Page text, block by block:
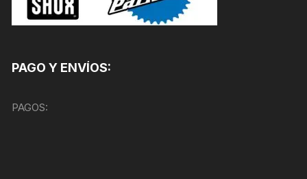
PAGO Y ENVÍOS:
PAGOS: